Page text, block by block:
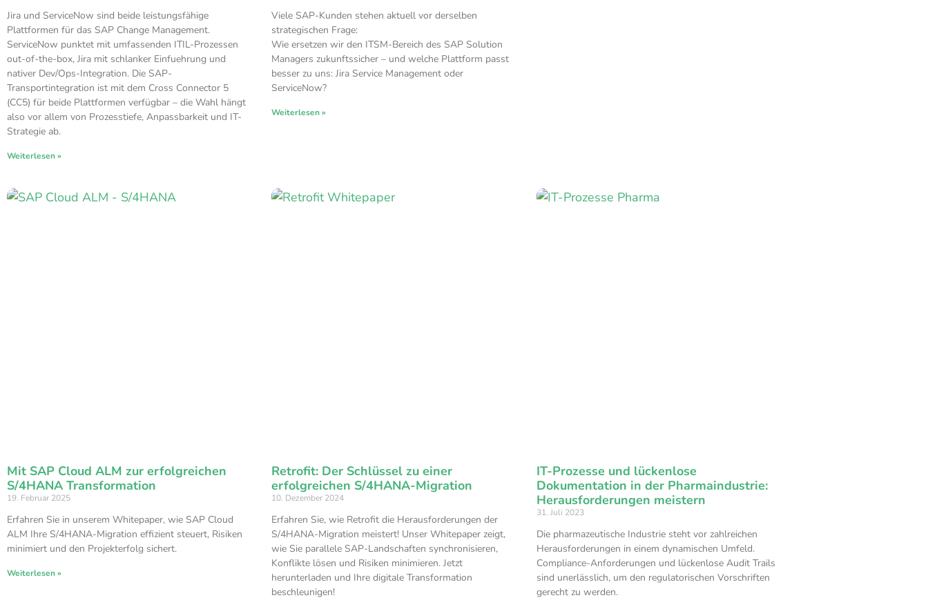
Jira und ServiceNow sind beide leistungsfähige
Plattformen für das SAP Change Management.
ServiceNow punktet mit umfassenden ITIL-Prozessen
out-of-the-box, Jira mit schlanker Einfuehrung und
nativer Dev/Ops-Integration. Die SAP-
Transportintegration ist mit dem Cross Connector 5
(CC5) für beide Plattformen verfügbar – die Wahl hängt
also vor allem von Prozesstiefe, Anpassbarkeit und IT-
Strategie ab.
Weiterlesen »
Viele SAP-Kunden stehen aktuell vor derselben
strategischen Frage:
Wie ersetzen wir den ITSM-Bereich des SAP Solution
Managers zukunftssicher – und welche Plattform passt
besser zu uns: Jira Service Management oder
ServiceNow?
Weiterlesen »
Mit SAP Cloud ALM zur erfolgreichen
S/4HANA Transformation
19. Februar 2025
Erfahren Sie in unserem Whitepaper, wie SAP Cloud
ALM Ihre S/4HANA-Migration effizient steuert, Risiken
minimiert und den Projekterfolg sichert.
Weiterlesen »
Retrofit: Der Schlüssel zu einer
erfolgreichen S/4HANA-Migration
10. Dezember 2024
Erfahren Sie, wie Retrofit die Herausforderungen der
S/4HANA-Migration meistert! Unser Whitepaper zeigt,
wie Sie parallele SAP-Landschaften synchronisieren,
Konflikte lösen und Risiken minimieren. Jetzt
herunterladen und Ihre digitale Transformation
beschleunigen!
IT-Prozesse und lückenlose
Dokumentation in der Pharmaindustrie:
Herausforderungen meistern
31. Juli 2023
Die pharmazeutische Industrie steht vor zahlreichen
Herausforderungen in einem dynamischen Umfeld.
Compliance-Anforderungen und lückenlose Audit Trails
sind unerlässlich, um den regulatorischen Vorschriften
gerecht zu werden.